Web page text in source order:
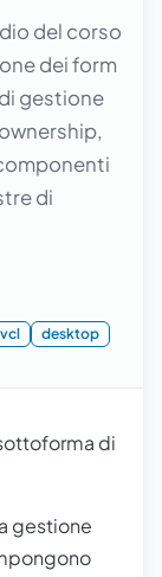
del corso
dei form
gestione
di
vcl desktop
di
gestione